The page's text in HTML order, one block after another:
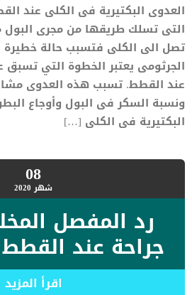
العدوى البكتيرية فى الكلى عند
التى تسلك طريقها من مجرى البول
تصل الى الكلى فتسبب حالة خطيرة
الجرثومى يعتبر الخطوة التي تسبق
عند القطط. تسبب هذه العدوى
ونسبة السكر فى البول وأوجاع
البكتيرية فى الكلى […]
08شهر 2020
رد المفصل
جراحة عند
اقرأ المزيد